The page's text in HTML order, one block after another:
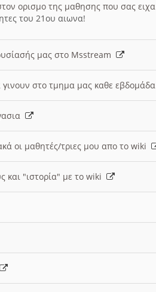
ορισμο της μαθησης που σας
του 21ου αιωνα!
μας στο Msstream
γινουν στο τμημα μας καθε
οι μαθητές/τριες μου απο το wiki
και "ιστορία" με το wiki